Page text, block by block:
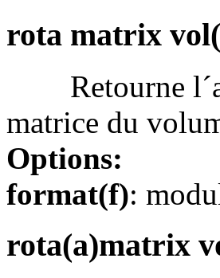
rota matrix
Retourne
matrice du
Options:
format(f):
rota(a)matrix